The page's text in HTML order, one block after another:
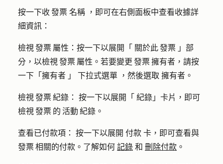
按一下收 發票 名稱 ，即可在右側面板中查看收據詳
細資訊：
檢視 發票 屬性： 按一下以展開「 關於此 發票 」部
分，以檢視 發票 屬性。若要變更 發票 擁有者，請按
一下「擁有者 」 下拉式選單 ，然後選取 擁有者 。
檢視 發票 紀錄： 按一下以展開「 紀錄 」卡片，即可
檢視 發票 的 活動 紀錄。
查看已付款項： 按一下以展開 付款 卡，即可查看與
發票 相關的付款。了解如何 記錄 和 刪除付款 。